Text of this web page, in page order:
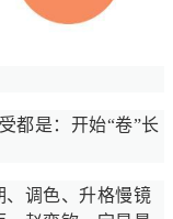
都是：开始“卷”长
、调色、升格慢镜